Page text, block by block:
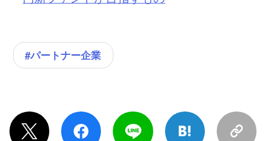
#パートナー企業